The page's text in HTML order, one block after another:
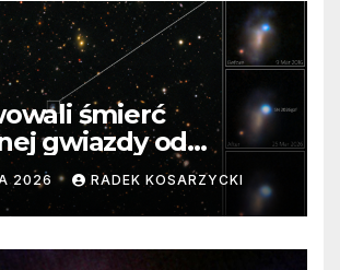
śmierć
gwiazdy od
początku. Niezwykle
2026 RADEK KOSARZYCKI